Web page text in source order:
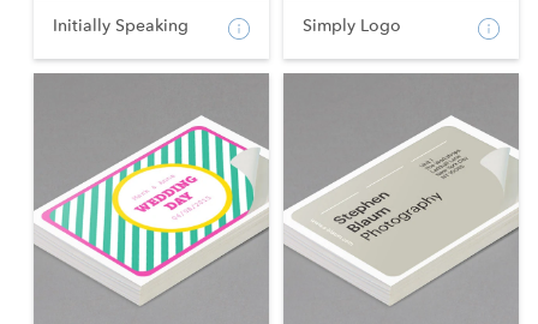
Initially Speaking Simply Logo